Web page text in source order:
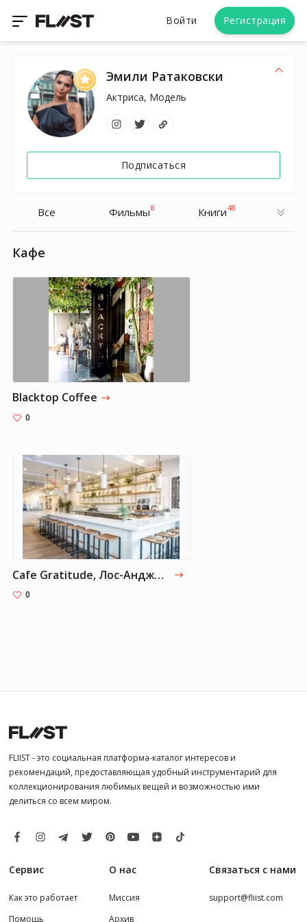
Войти Регистрация
Эмили Ратаковски
Актриса, Модель
Подписаться
Все Фильмы8 Книги48
Кафе
Blacktop Coffee
0
Cafe Gratitude, Лос-Анджелес
0
FLIIST - это социальная платформа-каталог интересов и
рекомендаций, предоставляющая удобный инструментарий для
коллекционирования любимых вещей и возможностью ими
делиться со всем миром.
Сервис
Как это работает
Помощь
О нас
Миссия
Архив
Связаться с нами
support@fliist.com